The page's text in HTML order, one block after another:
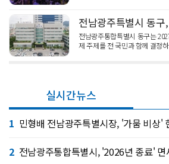
전남광주통합특별시 동구는
제 주제를 전 국민과 함께 결정
실시간뉴스
1 민형배 전남광주특별시장, '가뭄 비상'
2 전남광주통합특별시, '2026년 종료' 면